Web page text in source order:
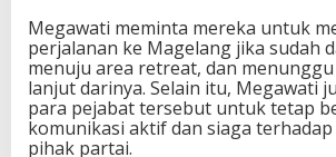
Megawati meminta mereka untuk
perjalanan ke Magelang jika sudah
menuju area retreat, dan
lanjut darinya. Selain itu, Megawati
para pejabat tersebut untuk tetap
komunikasi aktif dan siaga
pihak partai.